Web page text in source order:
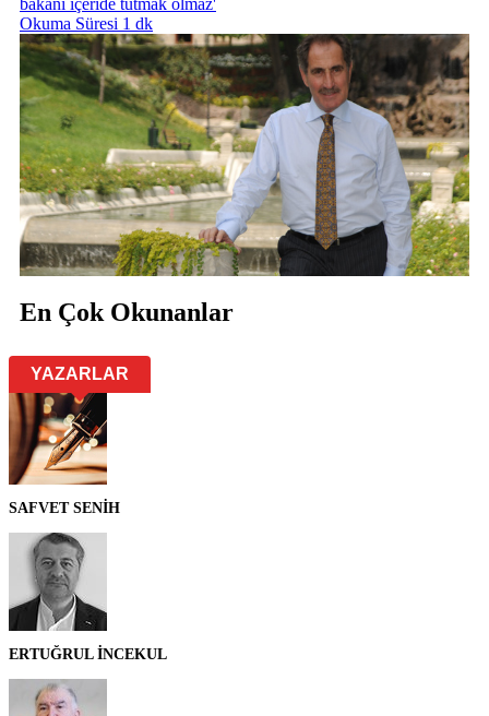
bakanı içeride tutmak olmaz'
Okuma Süresi 1 dk
En Çok Okunanlar
YAZARLAR
SAFVET SENİH
ERTUĞRUL İNCEKUL